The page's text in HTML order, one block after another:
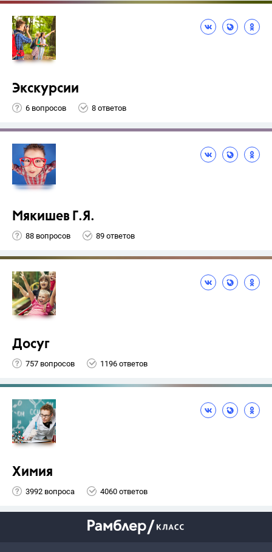
Экскурсии
6 вопросов 8 ответов
Мякишев Г.Я.
88 вопросов 89 ответов
Досуг
757 вопросов 1196 ответов
Химия
3992 вопроса 4060 ответов